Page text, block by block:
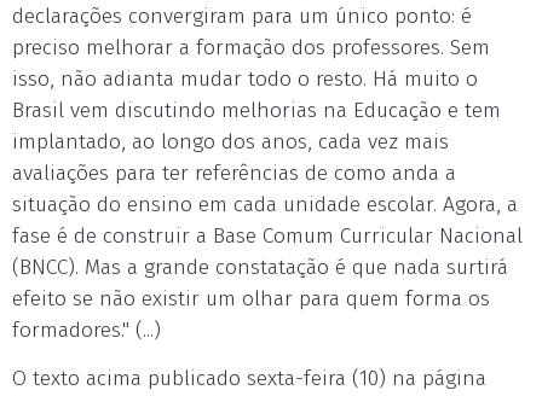
declarações convergiram para um único ponto: é
preciso melhorar a formação dos professores. Sem
isso, não adianta mudar todo o resto. Há muito o
Brasil vem discutindo melhorias na Educação e tem
implantado, ao longo dos anos, cada vez mais
avaliações para ter referências de como anda a
situação do ensino em cada unidade escolar. Agora, a
fase é de construir a Base Comum Curricular Nacional
(BNCC). Mas a grande constatação é que nada surtirá
efeito se não existir um olhar para quem forma os
formadores." (...)
O texto acima publicado sexta-feira (10) na página